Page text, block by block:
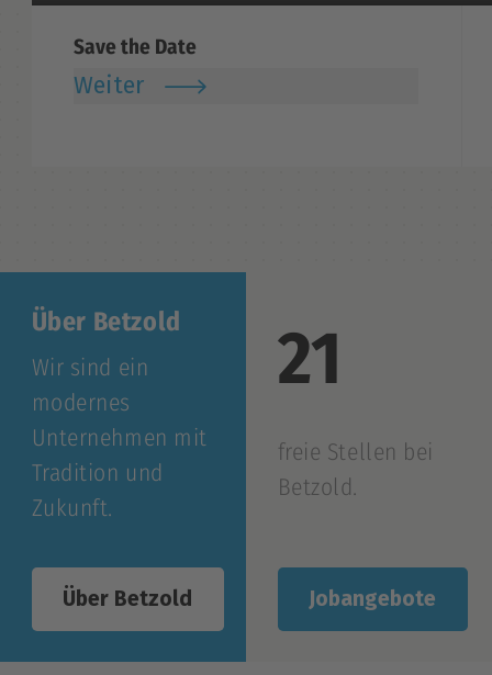
Save the Date
Weiter
Über Betzold
Wir sind ein
modernes
Unternehmen mit
Tradition und
Zukunft.
Über Betzold
21
freie Stellen bei
Betzold.
Jobangebote